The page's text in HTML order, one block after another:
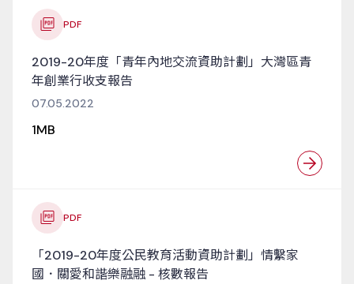
PDF
2019-20年度「青年內地交流資助計劃」大灣區青
年創業行收支報告
07.05.2022
1MB
PDF
「2019-20年度公民教育活動資助計劃」情繫家
國．關愛和諧樂融融 - 核數報告